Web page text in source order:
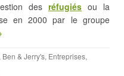
des réfugiés ou la
en 2000 par le groupe
Ben & Jerry's, Entreprises,